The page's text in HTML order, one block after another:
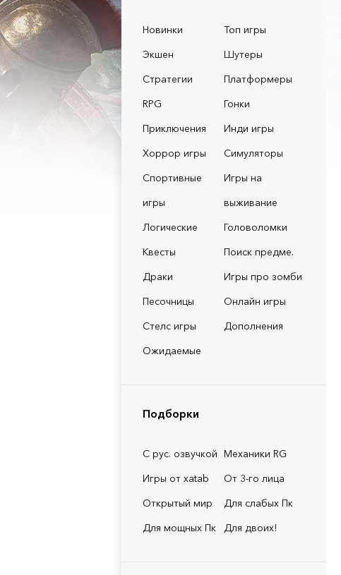
Новинки
Топ игры
Экшен
Шутеры
Стратегии
Платформеры
RPG
Гонки
Приключения
Инди игры
Хоррор игры
Симуляторы
Спортивные
игры
Игры на
выживание
Логические
Головоломки
Квесты
Поиск предме.
Драки
Игры про зомби
Песочницы
Онлайн игры
Стелс игры
Дополнения
Ожидаемые
Подборки
С рус. озвучкой Механики RG
Игры от xatab
От 3-го лица
Открытый мир
Для слабых Пк
Для мощных Пк
Для двоих!